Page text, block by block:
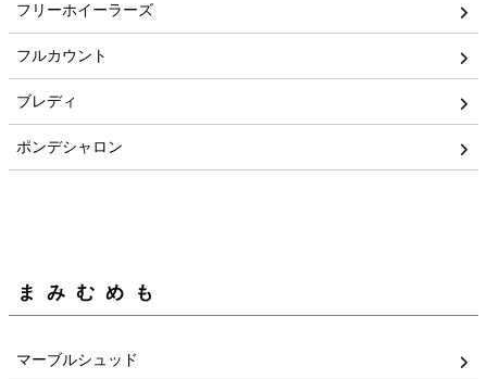
フリーホイーラーズ
フルカウント
ブレディ
ポンデシャロン
まみむめも
マーブルシュッド